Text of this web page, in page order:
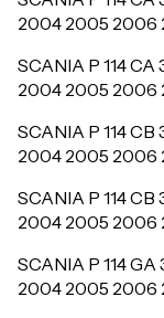
2004 2005 2006
SCANIA P 114
2004 2005 2006
SCANIA P 114
2004 2005 2006
SCANIA P 114
2004 2005 2006
SCANIA P 114
2004 2005 2006